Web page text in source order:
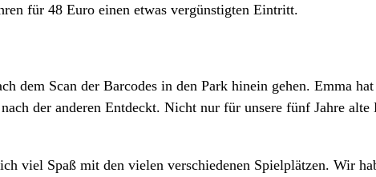
für 48 Euro einen etwas vergünstigten Eintritt.
dem Scan der Barcodes in den Park hinein gehen. Emma
der anderen Entdeckt. Nicht nur für unsere fünf Jahre
viel Spaß mit den vielen verschiedenen Spielplätzen. Wir